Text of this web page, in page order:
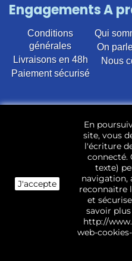
Engagements
Conditions
générales
Livraisons en 48h
Paiement sécurisé
A
Qui
On
Nous
d’occasion pour toutes
22 400 références
vaisselle, Micro-ondes,
cuisson, Réfrigérateurs,
Télévisions, LCD,
Les pièces d’occasion
techniciens et mises
J'accepte
En
site, vous
l'écriture
connecté.
texte)
navigation,
reconnaitre
et
savoir
http://
web-